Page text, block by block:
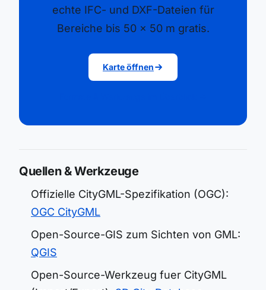
echte IFC- und DXF-Dateien für
Bereiche bis 50 × 50 m gratis.
Karte öffnen
Quellen & Werkzeuge
Offizielle CityGML-Spezifikation (OGC):
OGC CityGML
Open-Source-GIS zum Sichten von GML:
QGIS
Open-Source-Werkzeug fuer CityGML